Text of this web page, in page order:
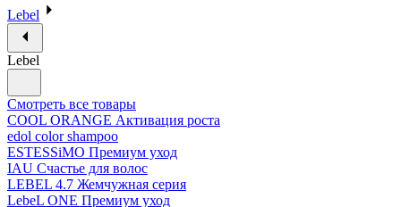
Lebel
Lebel
Смотреть все товары
COOL ORANGE Активация роста
edol color shampoo
ESTESSiMO Премиум уход
IAU Счастье для волос
LEBEL 4.7 Жемчужная серия
LebeL ONE Премиум уход